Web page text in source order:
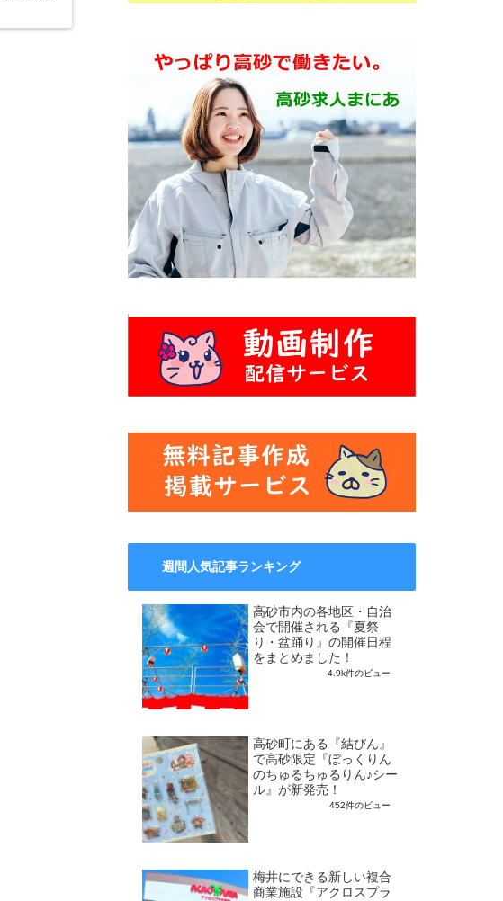
週間人気記事ランキング
高砂市内の各地区・自治
会で開催される『夏祭
り・盆踊り』の開催日程
をまとめました！
4.9k件のビュー
高砂町にある『結びん』
で高砂限定『ぼっくりん
のちゅるちゅるりん♪シー
ル』が新発売！
452件のビュー
梅井にできる新しい複合
商業施設『アクロスプラ